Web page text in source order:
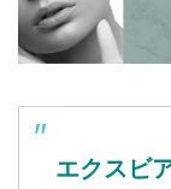
エクスビ